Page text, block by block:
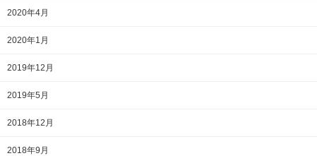
2020年4月
2020年1月
2019年12月
2019年5月
2018年12月
2018年9月